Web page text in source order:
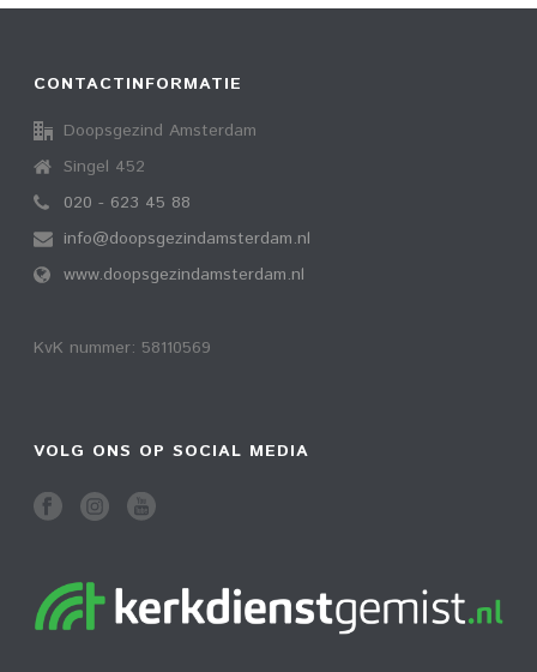
CONTACTINFORMATIE
Doopsgezind Amsterdam
Singel 452
020 - 623 45 88
info@doopsgezindamsterdam.nl
www.doopsgezindamsterdam.nl
KvK nummer: 58110569
VOLG ONS OP SOCIAL MEDIA